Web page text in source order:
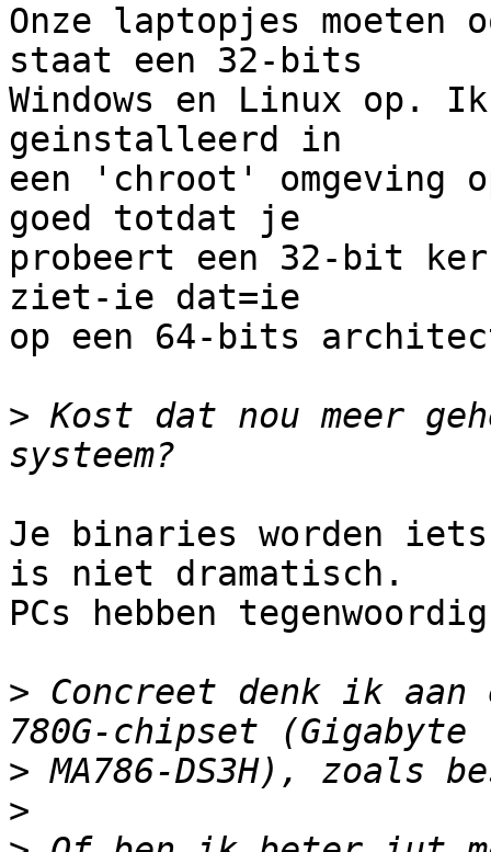
Onze laptopjes
staat een 32-bits
Windows en Linux op.
geinstalleerd in
een 'chroot' omgeving
goed totdat je
probeert een 32-bit
ziet-ie dat=ie
op een 64-bits
> Kost dat nou meer
Je binaries worden
is niet dramatisch.
PCs hebben
> Concreet denk ik aan
>
>